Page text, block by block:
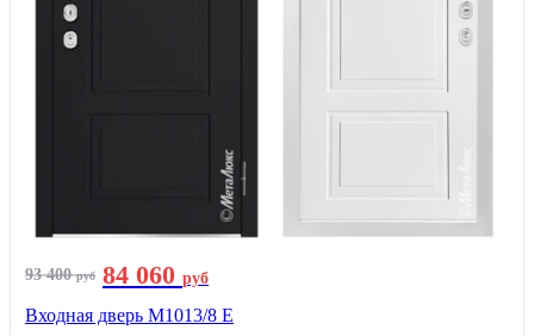
93 400руб 84 060 руб
Входная дверь М1013/8 E